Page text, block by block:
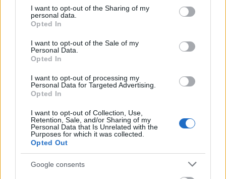
not limited to your visit or usage behaviour. You may click to
grant or deny consent to Google and its third-party tags to
use your data for below specified purposes in below Google
consent section.
I want to opt-out of the Sharing of my
personal data.
Opted In
I want to opt-out of the Sale of my
Personal Data.
Opted In
I want to opt-out of processing my
Personal Data for Targeted Advertising.
Opted In
I want to opt-out of Collection, Use,
Retention, Sale, and/or Sharing of my
Personal Data that Is Unrelated with the
Purposes for which it was collected.
Opted Out
Google consents
ΠΕΙΡΑΙΑΣ
Για να προσθέσεις το σχόλιο
στο my gazzetta!